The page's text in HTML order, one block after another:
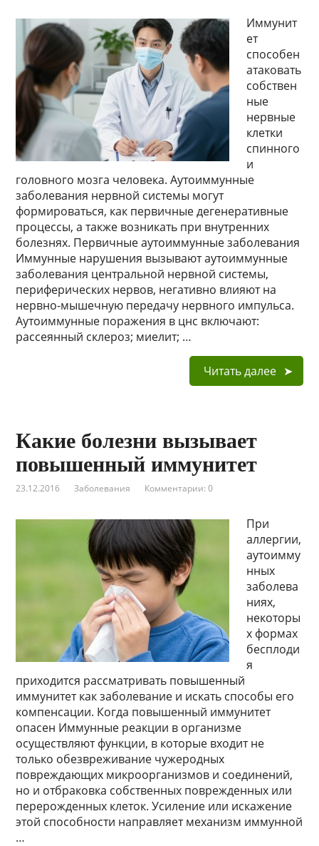
Иммунит
ет
способен
атаковать
собствен
ные
нервные
клетки
спинного
и
головного мозга человека. Аутоиммунные
заболевания нервной системы могут
формироваться, как первичные дегенеративные
процессы, а также возникать при внутренних
болезнях. Первичные аутоиммунные заболевания
Иммунные нарушения вызывают аутоиммунные
заболевания центральной нервной системы,
периферических нервов, негативно влияют на
нервно-мышечную передачу нервного импульса.
Аутоиммунные поражения в цнс включают:
рассеянный склероз; миелит; …
Читать далее
Какие болезни вызывает
повышенный иммунитет
23.12.2016 Заболевания Комментарии: 0
При
аллергии,
аутоимму
нных
заболева
ниях,
некоторы
х формах
бесплоди
я
приходится рассматривать повышенный
иммунитет как заболевание и искать способы его
компенсации. Когда повышенный иммунитет
опасен Иммунные реакции в организме
осуществляют функции, в которые входит не
только обезвреживание чужеродных
повреждающих микроорганизмов и соединений,
но и отбраковка собственных поврежденных или
перерожденных клеток. Усиление или искажение
этой способности направляет механизм иммунной
…